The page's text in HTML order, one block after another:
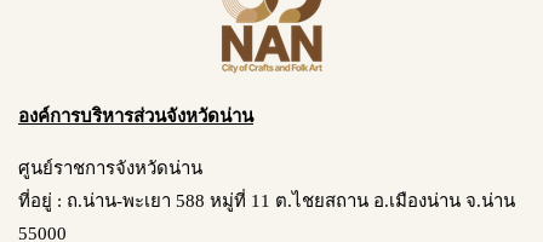
องค์การบริหารส่วนจังหวัดน่าน
ศูนย์ราชการจังหวัดน่าน
ที่อยู่ : ถ.น่าน-พะเยา 588 หมู่ที่ 11 ต.ไชยสถาน อ.เมืองน่าน จ.น่าน
55000